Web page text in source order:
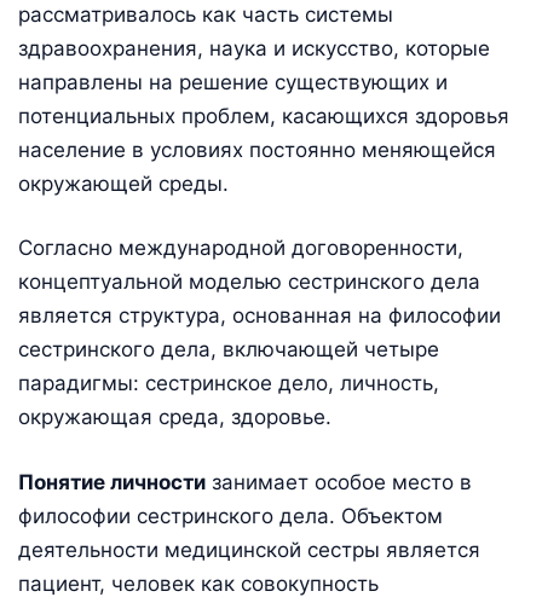
рассматривалось как часть системы
здравоохранения, наука и искусство, которые
направлены на решение существующих и
потенциальных проблем, касающихся здоровья
население в условиях постоянно меняющейся
окружающей среды.
Согласно международной договоренности,
концептуальной моделью сестринского дела
является структура, основанная на философии
сестринского дела, включающей четыре
парадигмы: сестринское дело, личность,
окружающая среда, здоровье.
Понятие личности занимает особое место в
философии сестринского дела. Объектом
деятельности медицинской сестры является
пациент, человек как совокупность